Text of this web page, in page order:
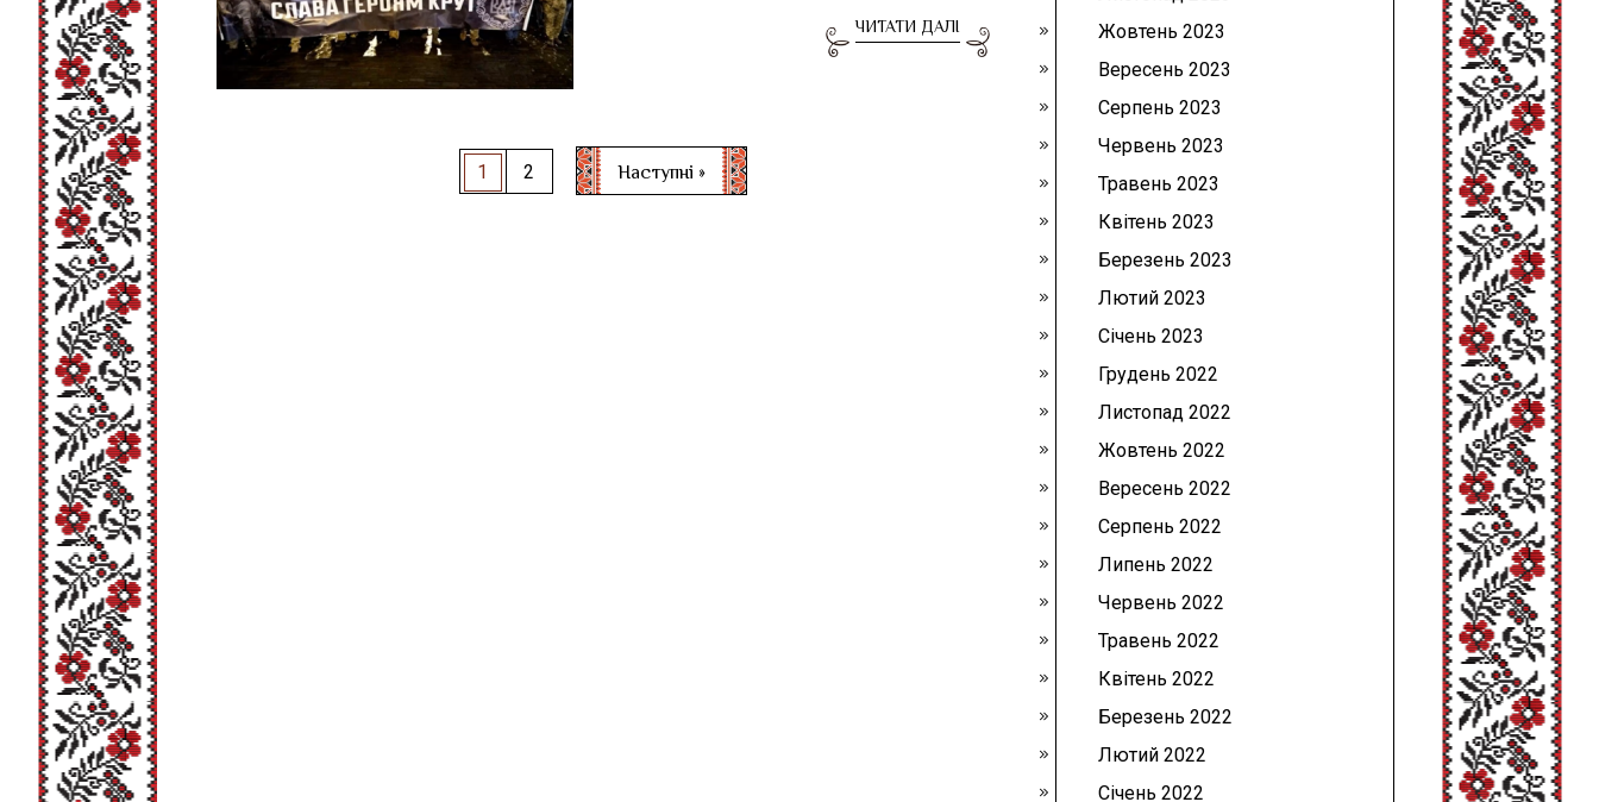
ЧИТАТИ ДАЛІ
1 2 Наступні »
Жовтень 2023
Вересень 2023
Серпень 2023
Червень 2023
Травень 2023
Квітень 2023
Березень 2023
Лютий 2023
Січень 2023
Грудень 2022
Листопад 2022
Жовтень 2022
Вересень 2022
Серпень 2022
Липень 2022
Червень 2022
Травень 2022
Квітень 2022
Березень 2022
Лютий 2022
Січень 2022